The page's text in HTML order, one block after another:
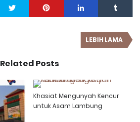
LEBIH LAMA
Related Posts
Khasiat Mengunyah Kencur
untuk Asam Lambung